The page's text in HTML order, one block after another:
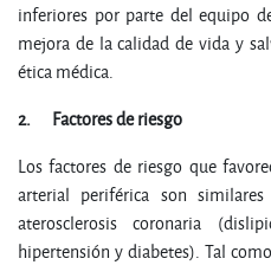
inferiores por parte del equipo
mejora de la calidad de vida y
ética médica.
2. Factores de riesgo
Los factores de riesgo que
arterial periférica son
aterosclerosis coronaria
hipertensión y diabetes). Tal